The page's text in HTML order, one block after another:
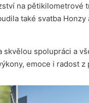
na
také svatba
skvělou spolupráci a
emoce i radost z